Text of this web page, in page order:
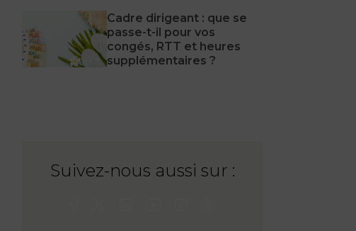
Cadre dirigeant : que se
passe-t-il pour vos
congés, RTT et heures
supplémentaires ?
Suivez-nous aussi sur :